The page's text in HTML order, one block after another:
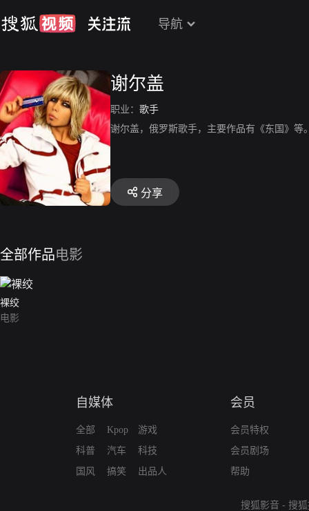
导航
谢尔盖
职业： 歌手
谢尔盖，俄罗斯歌手，主要作品有《东国》等
分享
全部作品电影
裸绞
电影
自媒体
全部
科普
国风
Kpop
汽车
搞笑
游戏
科技
出品人
会员
会员特权
会员剧场
帮助
搜狐影音 - 搜